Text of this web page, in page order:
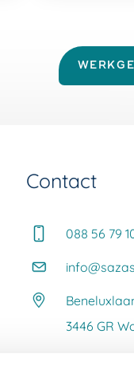
Contact
088 56 79
3446 GR